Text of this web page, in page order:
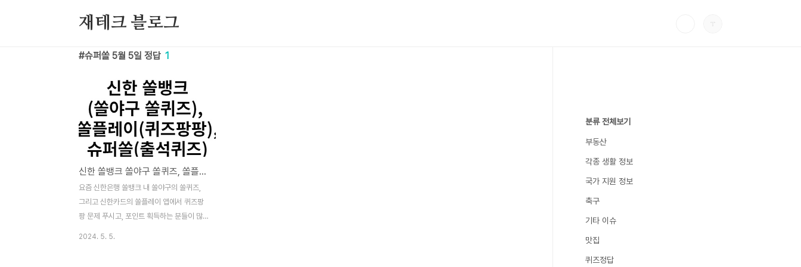
재테크 블로그
슈퍼쏠 5월 5일 정답 1
신한 쏠뱅크 쏠야구 쏠퀴즈, 쏠플레이 퀴즈팡팡, 슈퍼쏠 출석퀴즈 정답 5월 5일
요즘 신한은행 쏠뱅크 내 쏠야구의 쏠퀴즈,
그리고 신한카드의 쏠플레이 앱에서 퀴즈팡
팡 문제 푸시고, 포인트 획득하는 분들이 많
2024. 5. 5.
분류 전체보기
부동산
각종 생활 정보
국가 지원 정보
축구
기타 이슈
맛집
퀴즈정답